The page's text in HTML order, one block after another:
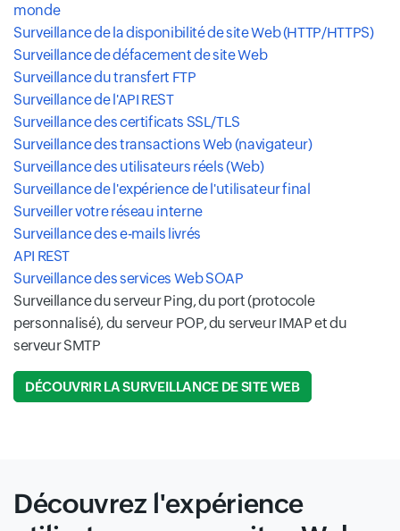
monde
Surveillance de la disponibilité de site Web (HTTP/HTTPS)
Surveillance de défacement de site Web
Surveillance du transfert FTP
Surveillance de l'API REST
Surveillance des certificats SSL/TLS
Surveillance des transactions Web (navigateur)
Surveillance des utilisateurs réels (Web)
Surveillance de l'expérience de l'utilisateur final
Surveiller votre réseau interne
Surveillance des e-mails livrés
API REST
Surveillance des services Web SOAP
Surveillance du serveur Ping, du port (protocole
personnalisé), du serveur POP, du serveur IMAP et du
serveur SMTP
DÉCOUVRIR LA SURVEILLANCE DE SITE WEB
Découvrez l'expérience